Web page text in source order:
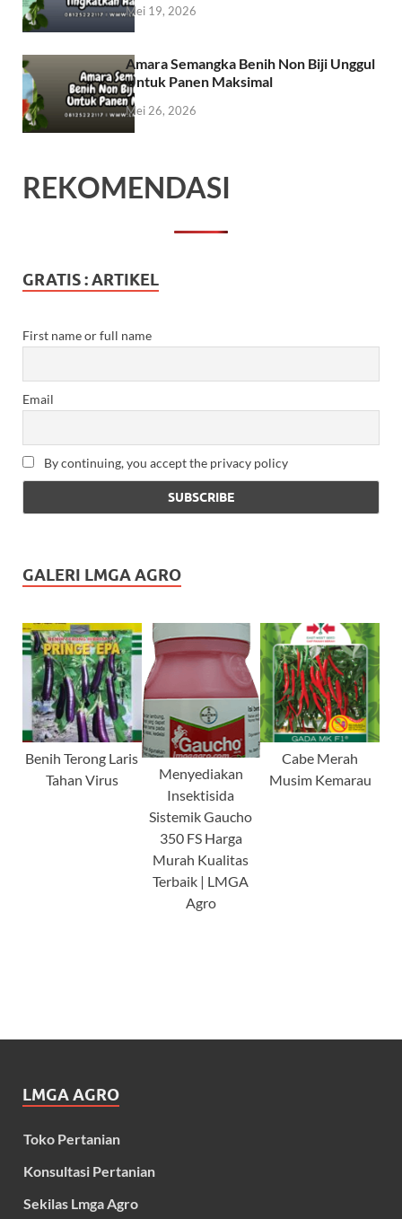
Mei 19, 2026
Amara Semangka Benih Non Biji Unggul
Untuk Panen Maksimal
Mei 26, 2026
REKOMENDASI
GRATIS : ARTIKEL
First name or full name
Email
By continuing, you accept the privacy policy
GALERI LMGA AGRO
Benih Terong Laris
Tahan Virus
Menyediakan
Insektisida
Sistemik Gaucho
350 FS Harga
Murah Kualitas
Terbaik | LMGA
Agro
Cabe Merah
Musim Kemarau
LMGA AGRO
Toko Pertanian
Konsultasi Pertanian
Sekilas Lmga Agro